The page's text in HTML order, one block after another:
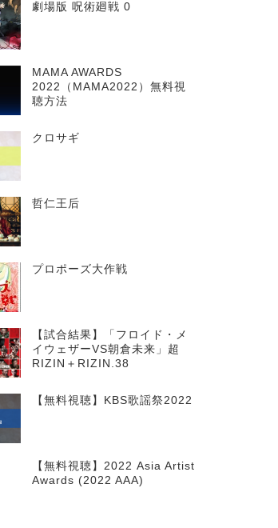
劇場版 呪術廻戦 0
MAMA AWARDS
2022（MAMA2022）無料視
聴方法
クロサギ
哲仁王后
プロポーズ大作戦
【試合結果】「フロイド・メ
イウェザーVS朝倉未来」超
RIZIN＋RIZIN.38
【無料視聴】KBS歌謡祭2022
【無料視聴】2022 Asia Artist
Awards (2022 AAA)